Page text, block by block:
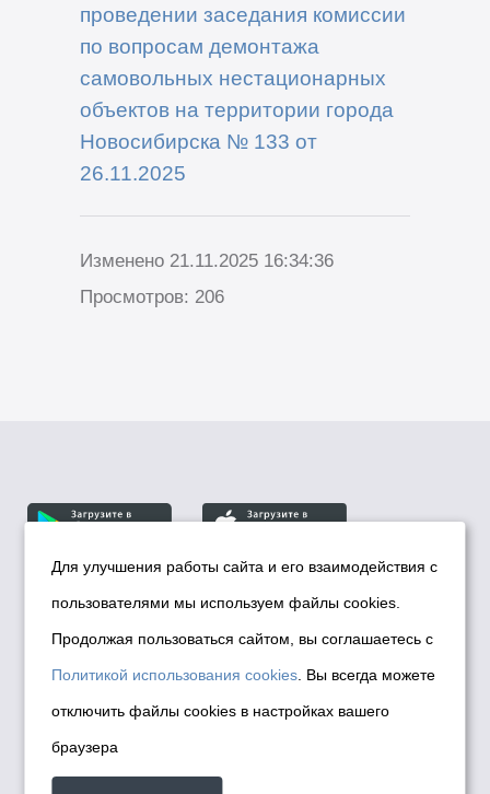
проведении заседания комиссии
по вопросам демонтажа
самовольных нестационарных
объектов на территории города
Новосибирска № 133 от
26.11.2025
Изменено 21.11.2025 16:34:36
Просмотров: 206
© Департамент информационной политики мэрии
города Новосибирска, 2026
Политика использования Cookies
Политика по обработке персональных
данных в информационных системах
мэрии города Новосибирска
Для улучшения работы сайта и его взаимодействия с
пользователями мы используем файлы cookies.
Продолжая пользоваться сайтом, вы соглашаетесь с
Политикой использования cookies . Вы всегда можете
отключить файлы cookies в настройках вашего
браузера